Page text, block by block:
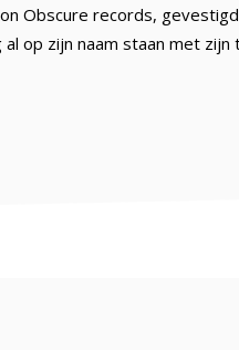
Obscure records,
al op zijn naam staan met zijn